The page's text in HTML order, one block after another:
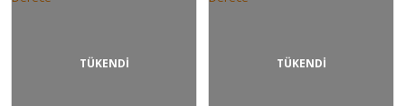
TÜKENDİ TÜKENDİ